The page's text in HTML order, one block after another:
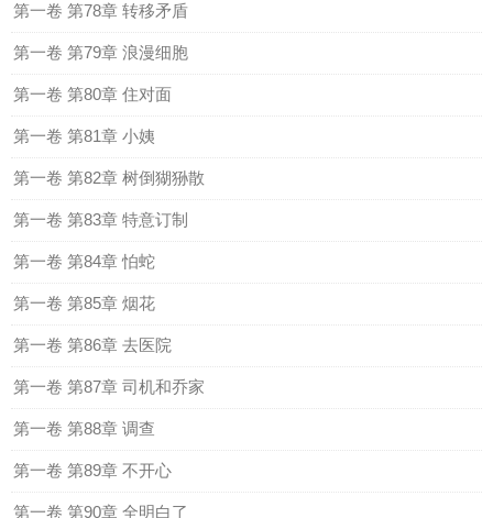
第一卷 第78章 转移矛盾
第一卷 第79章 浪漫细胞
第一卷 第80章 住对面
第一卷 第81章 小姨
第一卷 第82章 树倒猢狲散
第一卷 第83章 特意订制
第一卷 第84章 怕蛇
第一卷 第85章 烟花
第一卷 第86章 去医院
第一卷 第87章 司机和乔家
第一卷 第88章 调查
第一卷 第89章 不开心
第一卷 第90章 全明白了